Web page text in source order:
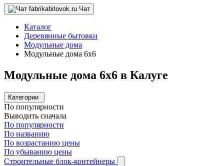
Чат
Каталог
Деревянные бытовки
Модульные дома
Модульные дома 6x6
Модульные дома 6x6 в Калуге
Категории
По популярности
Выводить сначала
По популярности
По названию
По возрастанию цены
По убыванию цены
Строительные блок-контейнеры